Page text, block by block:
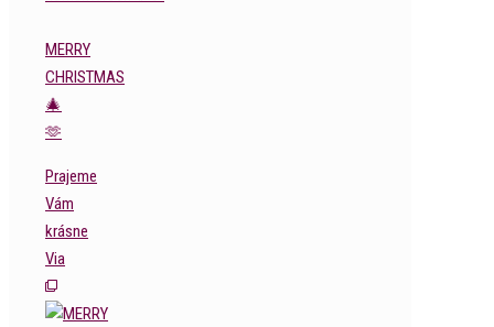
MERRY
CHRISTMAS
🎄
🫶
Prajeme
Vám
krásne
Via